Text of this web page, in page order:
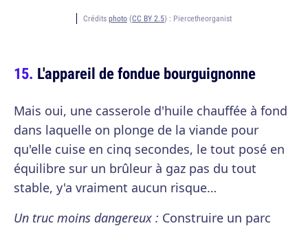
Crédits photo (CC BY 2.5) : Piercetheorganist
L'appareil de fondue bourguignonne
Mais oui, une casserole d'huile chauffée à fond
dans laquelle on plonge de la viande pour
qu'elle cuise en cinq secondes, le tout posé en
équilibre sur un brûleur à gaz pas du tout
stable, y'a vraiment aucun risque…
Un truc moins dangereux : Construire un parc